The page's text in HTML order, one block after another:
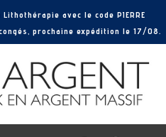
avec le code PIERRE
prochaine expédition le 17/08.